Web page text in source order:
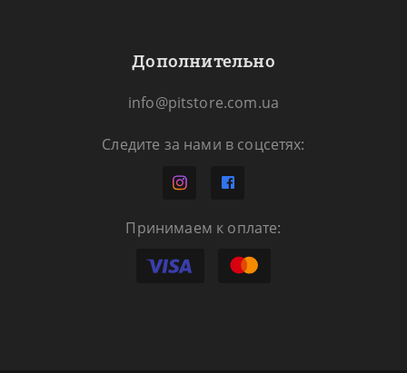
Дополнительно
info@pitstore.com.ua
Следите за нами в соцсетях:
Принимаем к оплате: